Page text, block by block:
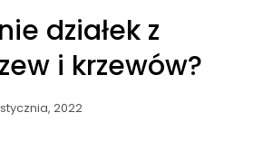
działek z
i krzewów?
2022